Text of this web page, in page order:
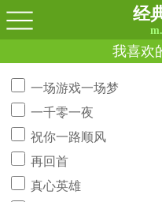
经
我喜欢
一场游戏一场梦
一千零一夜
祝你一路顺风
再回首
真心英雄